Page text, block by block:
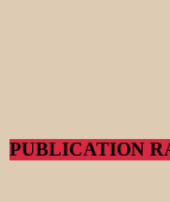
PUBLICATION